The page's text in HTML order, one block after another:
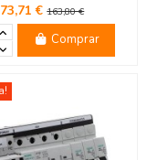
73,71 €163,80 €
Comprar